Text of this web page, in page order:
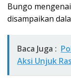
Bungo
disampaikan
Baca Juga :
Aksi Unjuk